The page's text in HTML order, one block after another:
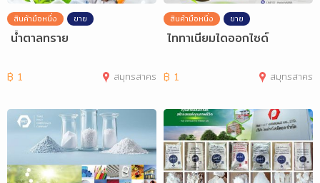
สินค้ามือหนึ่ง ขาย
น้ำตาลทราย
฿ 1 สมุทรสาคร
สินค้ามือหนึ่ง ขาย
ไททาเนียมไดออกไซด์
฿ 1 สมุทรสาคร